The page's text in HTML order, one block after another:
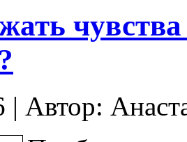
| Автор: